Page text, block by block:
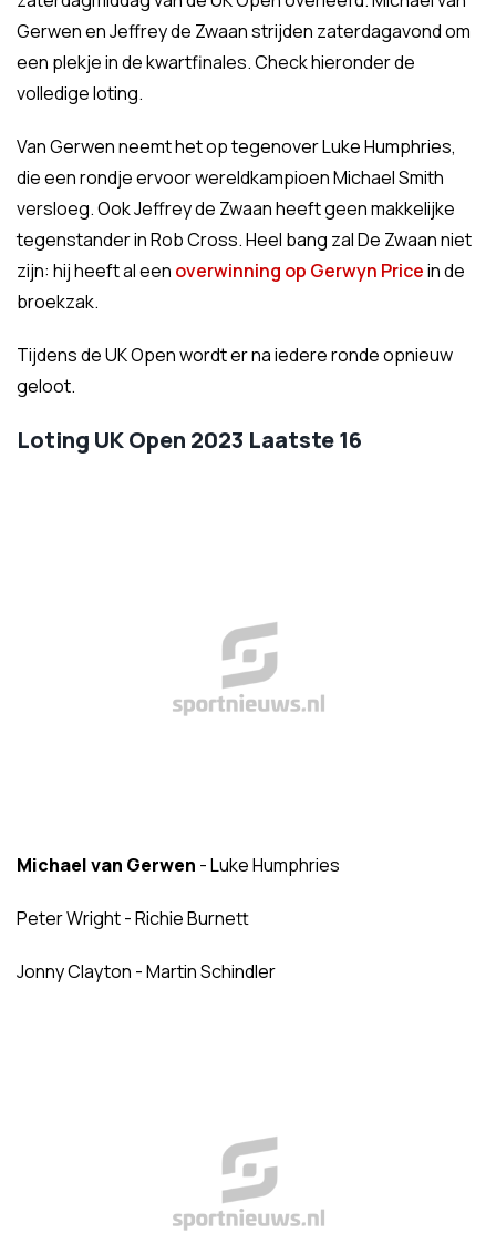
Gerwen en Jeffrey de Zwaan strijden zaterdagavond om
een plekje in de kwartfinales. Check hieronder de
volledige loting.
Van Gerwen neemt het op tegenover Luke Humphries,
die een rondje ervoor wereldkampioen Michael Smith
versloeg. Ook Jeffrey de Zwaan heeft geen makkelijke
tegenstander in Rob Cross. Heel bang zal De Zwaan niet
zijn: hij heeft al een overwinning op Gerwyn Pricein de
broekzak.
Tijdens de UK Open wordt er na iedere ronde opnieuw
geloot.
Loting UK Open 2023 Laatste 16
Michael van Gerwen - Luke Humphries
Peter Wright - Richie Burnett
Jonny Clayton - Martin Schindler